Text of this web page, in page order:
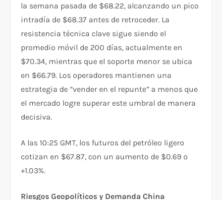
la semana pasada de $68.22, alcanzando un pico
intradía de $68.37 antes de retroceder. La
resistencia técnica clave sigue siendo el
promedio móvil de 200 días, actualmente en
$70.34, mientras que el soporte menor se ubica
en $66.79. Los operadores mantienen una
estrategia de “vender en el repunte” a menos que
el mercado logre superar este umbral de manera
decisiva.
A las 10:25 GMT, los futuros del petróleo ligero
cotizan en $67.87, con un aumento de $0.69 o
+1.03%.
Riesgos Geopolíticos y Demanda China